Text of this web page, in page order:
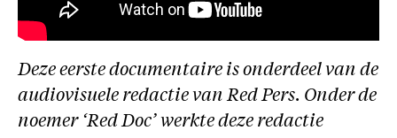
Deze eerste documentaire is onderdeel van de
audiovisuele redactie van Red Pers. Onder de
noemer ‘Red Doc’ werkte deze redactie